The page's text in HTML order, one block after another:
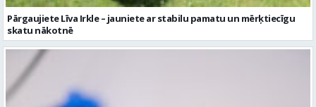
Pārgaujiete Līva Irkle – jauniete ar stabilu pamatu un mērķtiecīgu
skatu nākotnē